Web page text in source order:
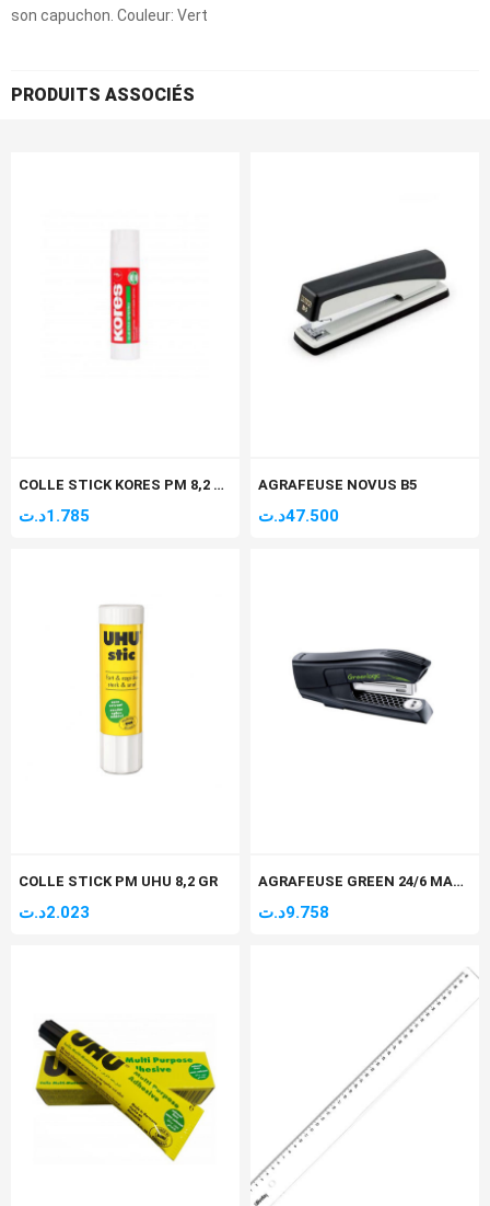
son capuchon. Couleur: Vert
PRODUITS ASSOCIÉS
COLLE STICK KORES PM 8,2 GR
1.785د.ت
AGRAFEUSE NOVUS B5
47.500د.ت
COLLE STICK PM UHU 8,2 GR
2.023د.ت
AGRAFEUSE GREEN 24/6 MAPED (20-25F) REF 353411
9.758د.ت